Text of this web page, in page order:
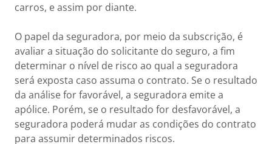
carros, e assim por diante.
O papel da seguradora, por meio da subscrição, é
avaliar a situação do solicitante do seguro, a fim
determinar o nível de risco ao qual a seguradora
será exposta caso assuma o contrato. Se o resultado
da análise for favorável, a seguradora emite a
apólice. Porém, se o resultado for desfavorável, a
seguradora poderá mudar as condições do contrato
para assumir determinados riscos.